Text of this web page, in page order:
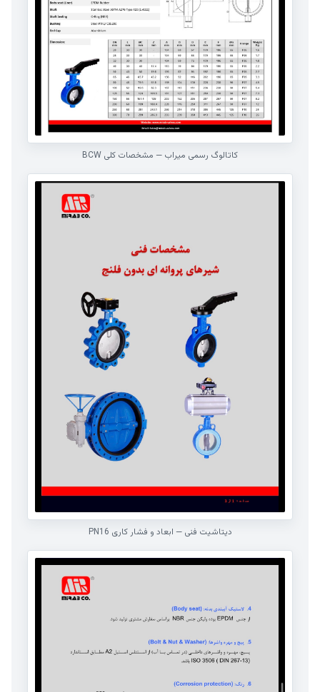
کاتالوگ رسمی میراب — مشخصات کلی BCW
دیتاشیت فنی — ابعاد و فشار کاری PN16